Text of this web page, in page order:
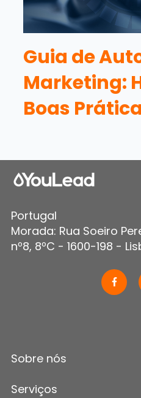
Guia de
Marketing:
Boas
Portugal
Morada: Rua Soeiro
nº8, 8ºC - 1600-198 -
Sobre nós
Serviços